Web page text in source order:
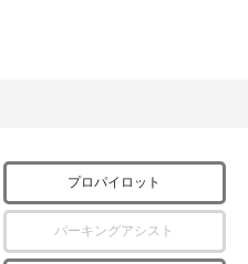
プロパイロット
パーキングアシスト